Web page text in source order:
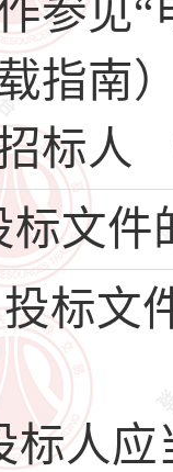
参见
指南
标人
标文件
标文
标人